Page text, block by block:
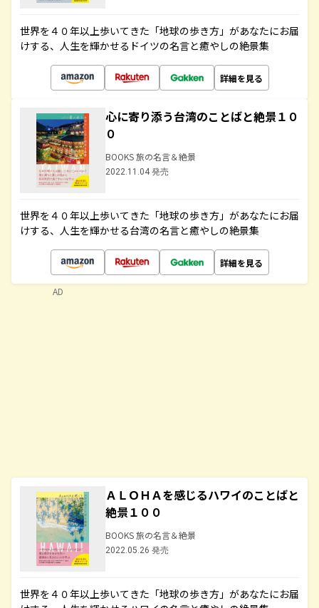
世界を４０年以上歩いてきた「地球の歩き方」があなたにお届
けする、人生を輝かせるドイツの名言と癒やしの絶景集
詳細を見る
心に寄り添う台湾のことばと絶景１０
０
BOOKS 旅の名言＆絶景
2022.11.04 発売
世界を４０年以上歩いてきた「地球の歩き方」があなたにお届
けする、人生を輝かせる台湾の名言と癒やしの絶景集
詳細を見る
ＡＬＯＨＡを感じるハワイのことばと
絶景１００
BOOKS 旅の名言＆絶景
2022.05.26 発売
世界を４０年以上歩いてきた「地球の歩き方」があなたにお届
AD